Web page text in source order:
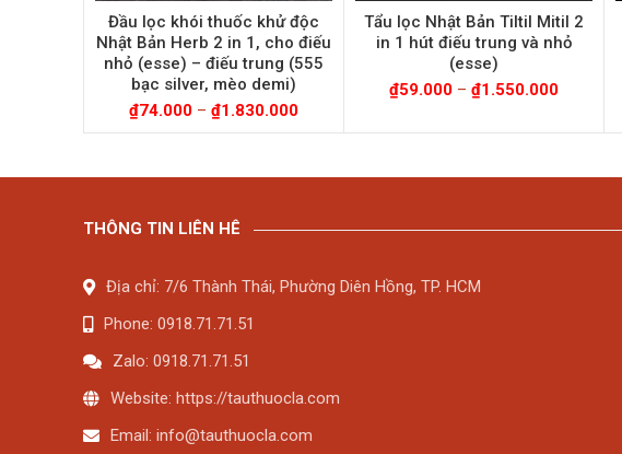
Đầu lọc khói thuốc khử độc
Nhật Bản Herb 2 in 1, cho điếu
nhỏ (esse) – điếu trung (555
bạc silver, mèo demi)
₫74.000 –₫1.830.000
Tẩu lọc Nhật Bản Tiltil Mitil 2
in 1 hút điếu trung và nhỏ
(esse)
₫59.000 –₫1.550.000
THÔNG TIN LIÊN HÊ
Địa chỉ: 7/6 Thành Thái, Phường Diên Hồng, TP. HCM
Phone: 0918.71.71.51
Zalo: 0918.71.71.51
Website: https://tauthuocla.com
Email: info@tauthuocla.com